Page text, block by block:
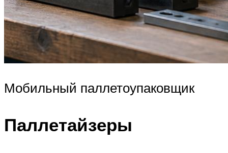
Мобильный паллетоупаковщик
Паллетайзеры